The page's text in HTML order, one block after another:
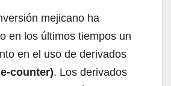
mejicano ha
en los últimos tiempos un
en el uso de derivados
counter). Los derivados